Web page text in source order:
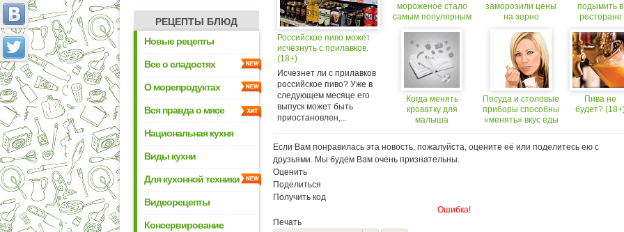
РЕЦЕПТЫ БЛЮД
Новые рецепты
Все о сладостях
О морепродуктах
Вся правда о мясе
Национальная кухня
Виды кухни
Для кухонной техники
Видеорецепты
Консервирование
Российское пиво может
исчезнуть с прилавков.
(18+)
Исчезнет ли с прилавков
российское пиво? Уже в
следующем месяце его
выпуск может быть
приостановлен,...
мороженое стало
самым популярным
года
Когда менять
кроватку для
малыша
заморозили цены
на зерно
Посуда и столовые
приборы способны
«менять» вкус еды
подымить в
ресторане
менять
привычки
Пива не
будет?
Если Вам понравилась эта новость, пожалуйста, оцените её или поделитесь ею с
друзьями. Мы будем Вам очень признательны.
Оценить
Поделиться
Получить код
Ошибка!
Печать